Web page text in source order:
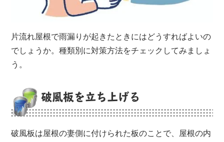
片流れ屋根で雨漏りが起きたときにはどうすればよいの
でしょうか。種類別に対策方法をチェックしてみましょ
う。
破風板を立ち上げる
破風板は屋根の妻側に付けられた板のことで、屋根の内